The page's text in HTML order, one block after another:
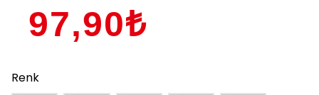
97,90₺
Renk